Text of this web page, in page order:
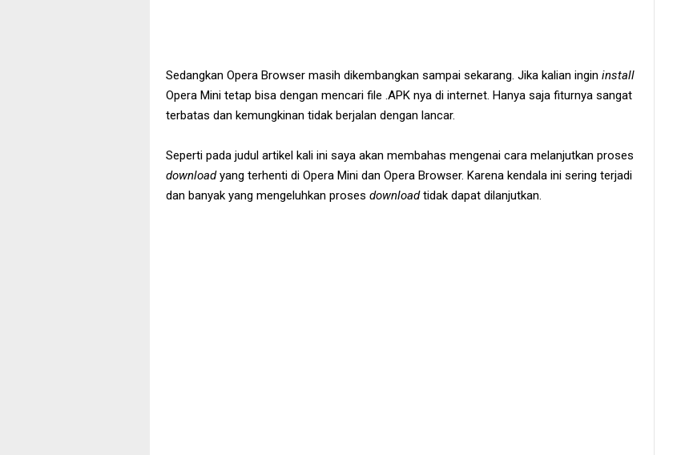
Sedangkan Opera Browser masih dikembangkan sampai sekarang. Jika kalian ingin install
Opera Mini tetap bisa dengan mencari file .APK nya di internet. Hanya saja fiturnya sangat
terbatas dan kemungkinan tidak berjalan dengan lancar.
Seperti pada judul artikel kali ini saya akan membahas mengenai cara melanjutkan proses
downloadyang terhenti di Opera Mini dan Opera Browser. Karena kendala ini sering terjadi
dan banyak yang mengeluhkan proses downloadtidak dapat dilanjutkan.